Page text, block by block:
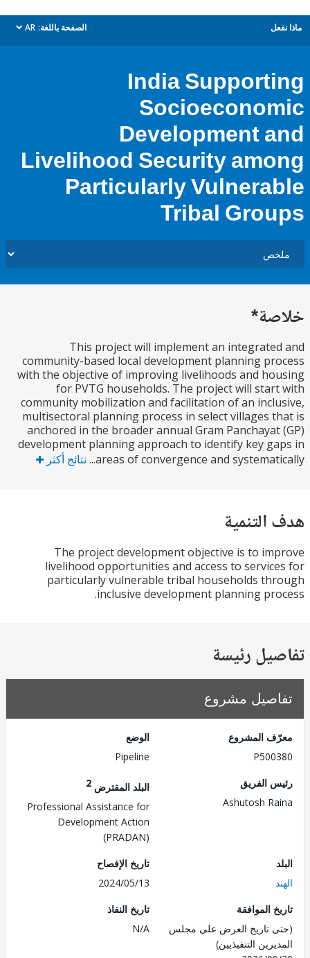
الصفحة باللغة: AR
dropdown
India
Development
Livelihood Security
Particularly
Tribal
This project will implement an
community-based local development planning
with the objective of improving livelihoods and
for PVTG households. The project will
community mobilization and facilitation of an
multisectoral planning process in select villages
anchored in the broader annual Gram
development planning approach to identify key
areas of convergence and نتائج أكثر
The project development objective is to
livelihood opportunities and access to
particularly vulnerable tribal households
inclusive development planning
رئيسة
مشروع
المشروع
الفريق
Ashutosh
البلد المقترض
Professional Assistance for
Development Action
(PRADAN)
تاريخ الإفصاح
2024/05/13
الموافقة
تاريخ العرض على مجلس
التنفيذيين)
تاريخ النفاذ
N/A